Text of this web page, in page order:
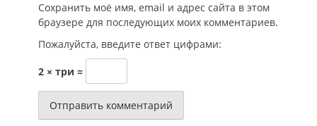
Сохранить моё имя, email и адрес сайта в этом
браузере для последующих моих комментариев.
Пожалуйста, введите ответ цифрами:
2 × три =